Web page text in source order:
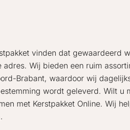
vinden dat gewaardeerd
Wij bieden een ruim
Brabant, waardoor wij
wordt geleverd. Wilt u
met Kerstpakket Online. Wij
.